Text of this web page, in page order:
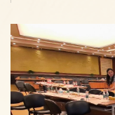
讲，全体教职工积
以“停下脚步，留一
理学专业背景与丰
鸦、情绪...